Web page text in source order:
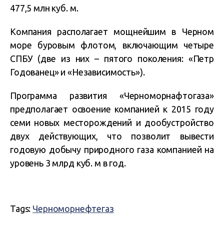
477,5 млн куб. м.
Компания располагает мощнейшим в Черном
море буровым флотом, включающим четыре
СПБУ (две из них – пятого поколения: «Петр
Годованец» и «Независимость»).
Программа развития «Черноморнафтогаза»
предполагает освоение компанией к 2015 году
семи новых месторождений и дообустройство
двух действующих, что позволит вывести
годовую добычу природного газа компанией на
уровень 3 млрд куб. м в год.
Tags: Черноморнефтегаз